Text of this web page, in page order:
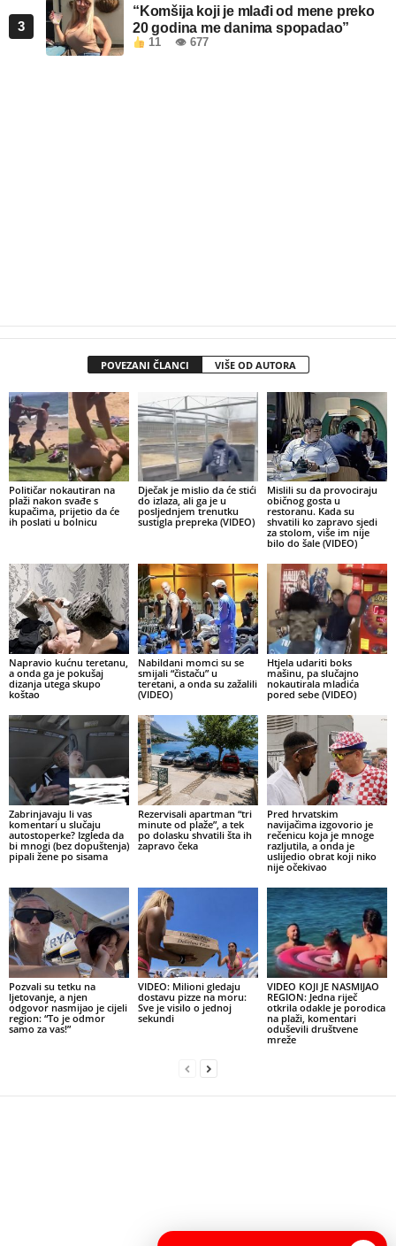
3
“Komšija koji je mlađi od mene preko
20 godina me danima spopadao”
11 👁 677
POVEZANI ČLANCI VIŠE OD AUTORA
Političar nokautiran na
plaži nakon svađe s
kupačima, prijetio da će
ih poslati u bolnicu
Dječak je mislio da će stići
do izlaza, ali ga je u
posljednjem trenutku
sustigla prepreka (VIDEO)
Mislili su da provociraju
običnog gosta u
restoranu. Kada su
shvatili ko zapravo sjedi
za stolom, više im nije
bilo do šale (VIDEO)
Napravio kućnu teretanu,
a onda ga je pokušaj
dizanja utega skupo
koštao
Nabildani momci su se
smijali “čistaču” u
teretani, a onda su zažalili
(VIDEO)
Htjela udariti boks
mašinu, pa slučajno
nokautirala mladića
pored sebe (VIDEO)
Zabrinjavaju li vas
komentari u slučaju
autostoperke? Izgleda da
bi mnogi (bez dopuštenja)
pipali žene po sisama
Rezervisali apartman “tri
minute od plaže”, a tek
po dolasku shvatili šta ih
zapravo čeka
Pred hrvatskim
navijačima izgovorio je
rečenicu koja je mnoge
razljutila, a onda je
uslijedio obrat koji niko
nije očekivao
Pozvali su tetku na
ljetovanje, a njen
odgovor nasmijao je cijeli
region: “To je odmor
samo za vas!”
VIDEO: Milioni gledaju
dostavu pizze na moru:
Sve je visilo o jednoj
sekundi
VIDEO KOJI JE NASMIJAO
REGION: Jedna riječ
otkrila odakle je porodica
na plaži, komentari
oduševili društvene
mreže